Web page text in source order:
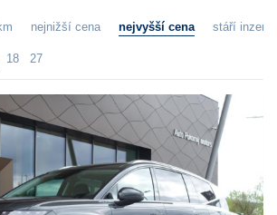
nejnižší cena nejvyšší cena stáří
18 27